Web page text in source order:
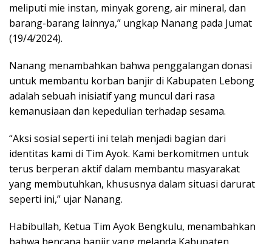
meliputi mie instan, minyak goreng, air mineral, dan
barang-barang lainnya,” ungkap Nanang pada Jumat
(19/4/2024).
Nanang menambahkan bahwa penggalangan donasi
untuk membantu korban banjir di Kabupaten Lebong
adalah sebuah inisiatif yang muncul dari rasa
kemanusiaan dan kepedulian terhadap sesama.
“Aksi sosial seperti ini telah menjadi bagian dari
identitas kami di Tim Ayok. Kami berkomitmen untuk
terus berperan aktif dalam membantu masyarakat
yang membutuhkan, khususnya dalam situasi darurat
seperti ini,” ujar Nanang.
Habibullah, Ketua Tim Ayok Bengkulu, menambahkan